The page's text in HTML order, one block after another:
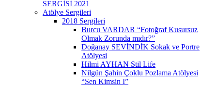
SERGİSİ 2021
Atölye Sergileri
2018 Sergileri
Burcu VARDAR “Fotoğraf Kusursuz
Olmak Zorunda mıdır?”
Doğanay SEVİNDİK Sokak ve Portre
Atölyesi
Hilmi AYHAN Stil Life
Nilgün Şahin Çoklu Pozlama Atölyesi
“Sen Kimsin I”